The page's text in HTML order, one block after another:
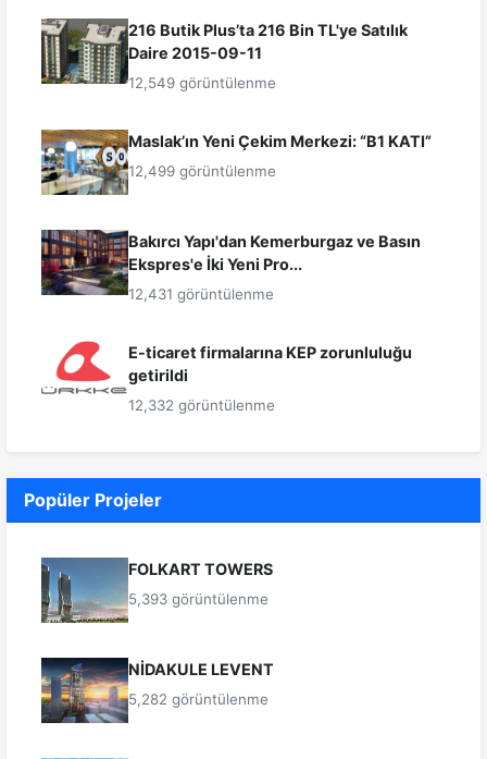
216 Butik Plus’ta 216 Bin TL'ye Satılık
Daire 2015-09-11
12,549 görüntülenme
Maslak’ın Yeni Çekim Merkezi: “B1 KATI”
12,499 görüntülenme
Bakırcı Yapı'dan Kemerburgaz ve Basın
Ekspres'e İki Yeni Pro...
12,431 görüntülenme
E-ticaret firmalarına KEP zorunluluğu
getirildi
12,332 görüntülenme
Popüler Projeler
FOLKART TOWERS
5,393 görüntülenme
NİDAKULE LEVENT
5,282 görüntülenme